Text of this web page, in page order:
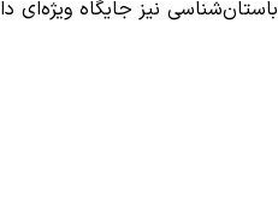
نیز جایگاه ویژه‌ای